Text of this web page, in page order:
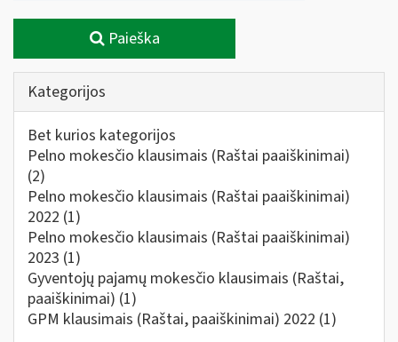
Paieška
Kategorijos
Bet kurios kategorijos
Pelno mokesčio klausimais (Raštai paaiškinimai)
(2)
Pelno mokesčio klausimais (Raštai paaiškinimai)
2022 (1)
Pelno mokesčio klausimais (Raštai paaiškinimai)
2023 (1)
Gyventojų pajamų mokesčio klausimais (Raštai,
paaiškinimai) (1)
GPM klausimais (Raštai, paaiškinimai) 2022 (1)